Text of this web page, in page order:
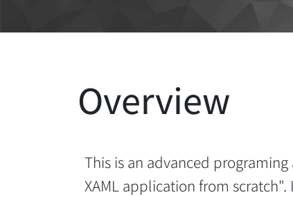
Overview
This is an advanced
XAML application from